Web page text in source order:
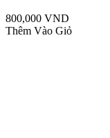
800,000 VND
Thêm Vào Giỏ